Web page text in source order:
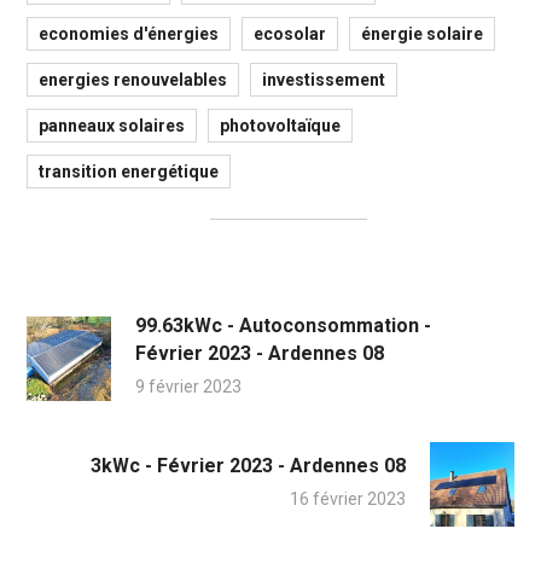
economies d'énergies ecosolar énergie solaire
energies renouvelables investissement
panneaux solaires photovoltaïque
transition energétique
99.63kWc - Autoconsommation -
Février 2023 - Ardennes 08
9 février 2023
3kWc - Février 2023 - Ardennes 08
16 février 2023